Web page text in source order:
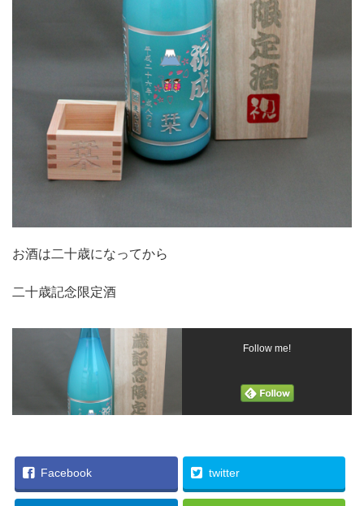
お酒は二十歳になってから
二十歳記念限定酒
Follow me!
Facebook twitter